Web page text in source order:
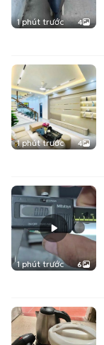
1 phút trước 4
1 phút trước 4
1 phút trước 6